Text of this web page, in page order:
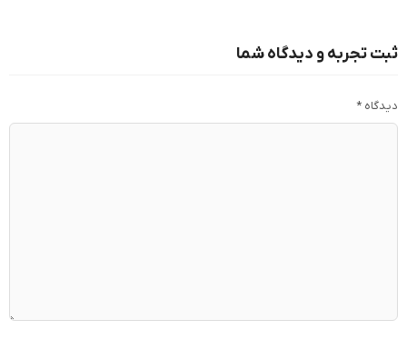
ثبت تجربه و دیدگاه شما
دیدگاه *